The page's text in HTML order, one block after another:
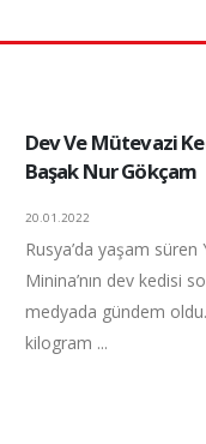
Dev Ve Mütevazi
Başak Nur Gökçam
20.01.2022
Rusya’da yaşam süren
Minina’nın dev kedisi
medyada gündem
kilogram ...